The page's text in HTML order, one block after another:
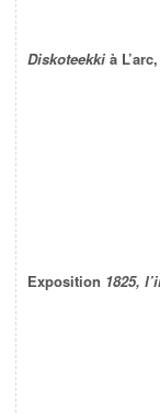
Diskoteekki à
Exposition 1825,